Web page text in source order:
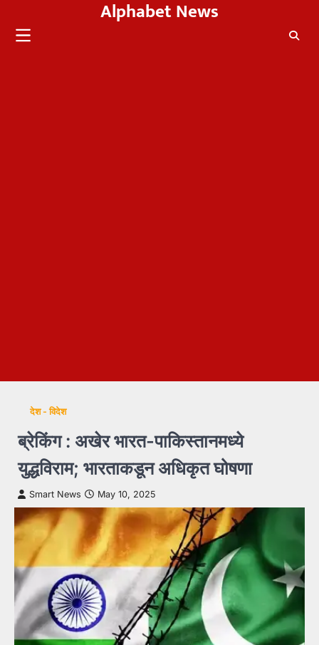
content
Alphabet News
देश - विदेश
ब्रेकिंग : अखेर भारत-पाकिस्तानमध्ये
युद्धविराम; भारताकडून अधिकृत घोषणा
Smart News May 10, 2025